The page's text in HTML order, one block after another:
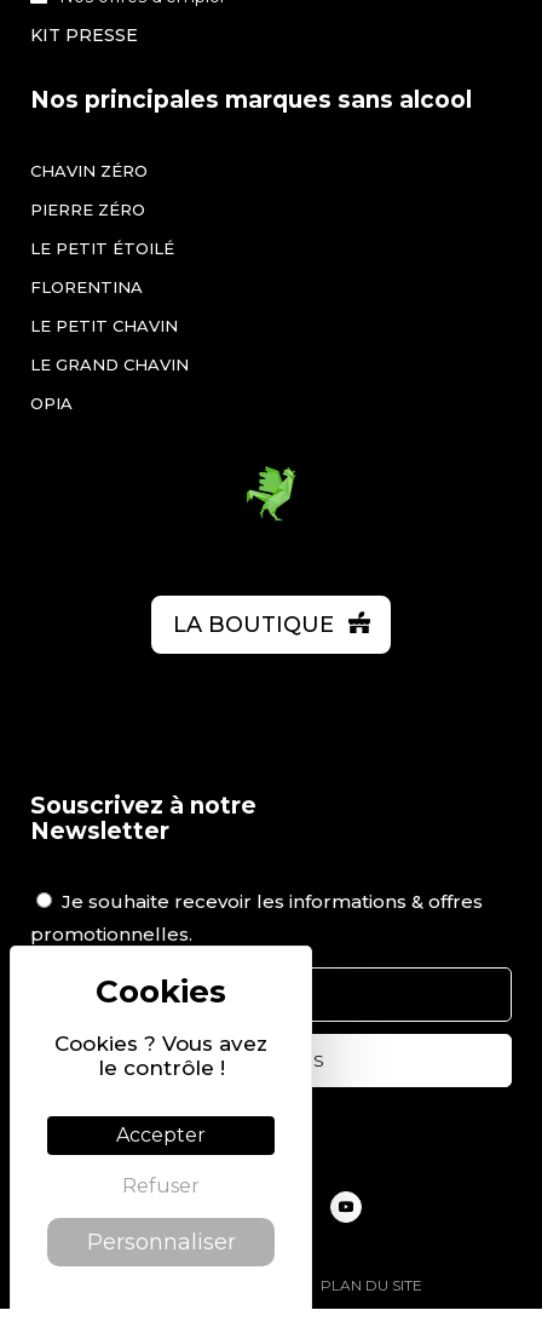
Cookies ? Vous avez
le contrôle !
Accepter
Refuser
Personnaliser
KIT PRESSE
Nos principales marques sans alcool
CHAVIN ZÉRO
PIERRE ZÉRO
LE PETIT ÉTOILÉ
FLORENTINA
LE PETIT CHAVIN
LE GRAND CHAVIN
OPIA
LA BOUTIQUE
Souscrivez à notre
Newsletter
Je souhaite recevoir les informations & offres
promotionnelles.
Suivez-nous sur
PLAN DU SITE